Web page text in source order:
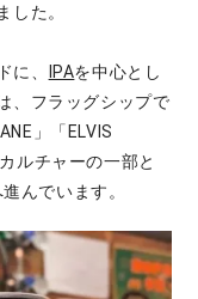
した。
に、 IPAを中心とし
、フラッグシップで
」「ELVIS
ルチャーの一部と
んでいます。